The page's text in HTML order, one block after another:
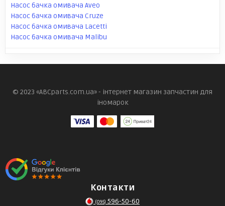
Насос бачка омивача Aveo
Насос бачка омивача Cruze
Насос бачка омивача Lacetti
Насос бачка омивача Malibu
© 2023 «ABCparts.com.ua» - інтернет магазин запчастин для
іномарок
Контакти
(095) 596-50-60